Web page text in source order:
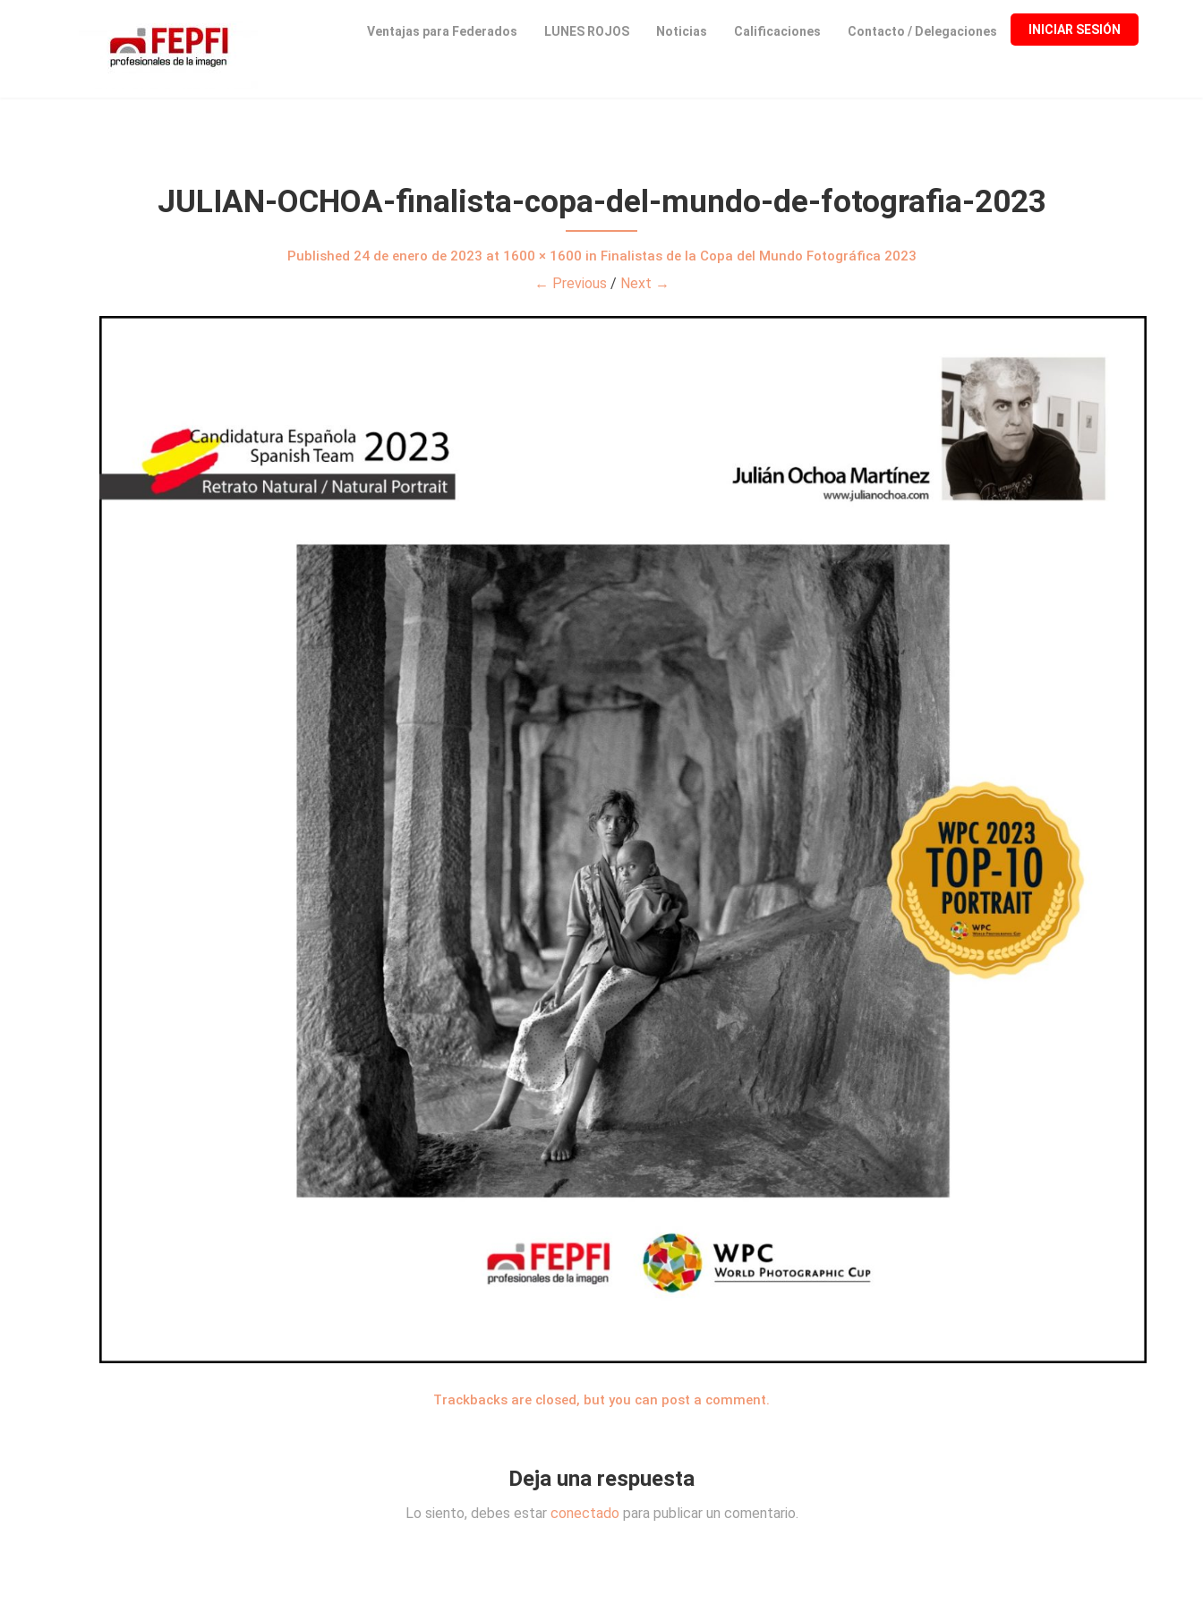
Ventajas para Federados LUNES ROJOS Noticias Calificaciones Contacto / Delegaciones INICIAR SESIÓN
JULIAN-OCHOA-finalista-copa-del-mundo-de-fotografia-2023
Published 24 de enero de 2023 at 1600 × 1600 in Finalistas de la Copa del Mundo Fotográfica 2023
← Previous / Next →
Trackbacks are closed, but you can post a comment.
Deja una respuesta
Lo siento, debes estar conectado para publicar un comentario.